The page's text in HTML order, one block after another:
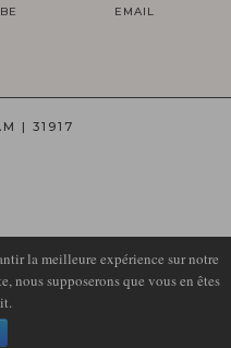
EMAIL
| 31917
D'ELLE
BY
la meilleure expérience sur notre
nous supposerons que vous en êtes